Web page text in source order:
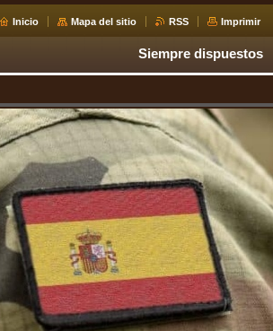
Inicio Mapa del sitio RSS Imprimir
Siempre dispuestos